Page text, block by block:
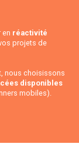
en réactivité
projets de
nous choisissons
disponibles
mobiles).